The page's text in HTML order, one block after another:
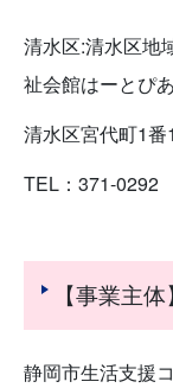
清水区:清水区地
祉会館はーとぴ
清水区宮代町1番
TEL：371-0292
【事業主体
静岡市生活支援